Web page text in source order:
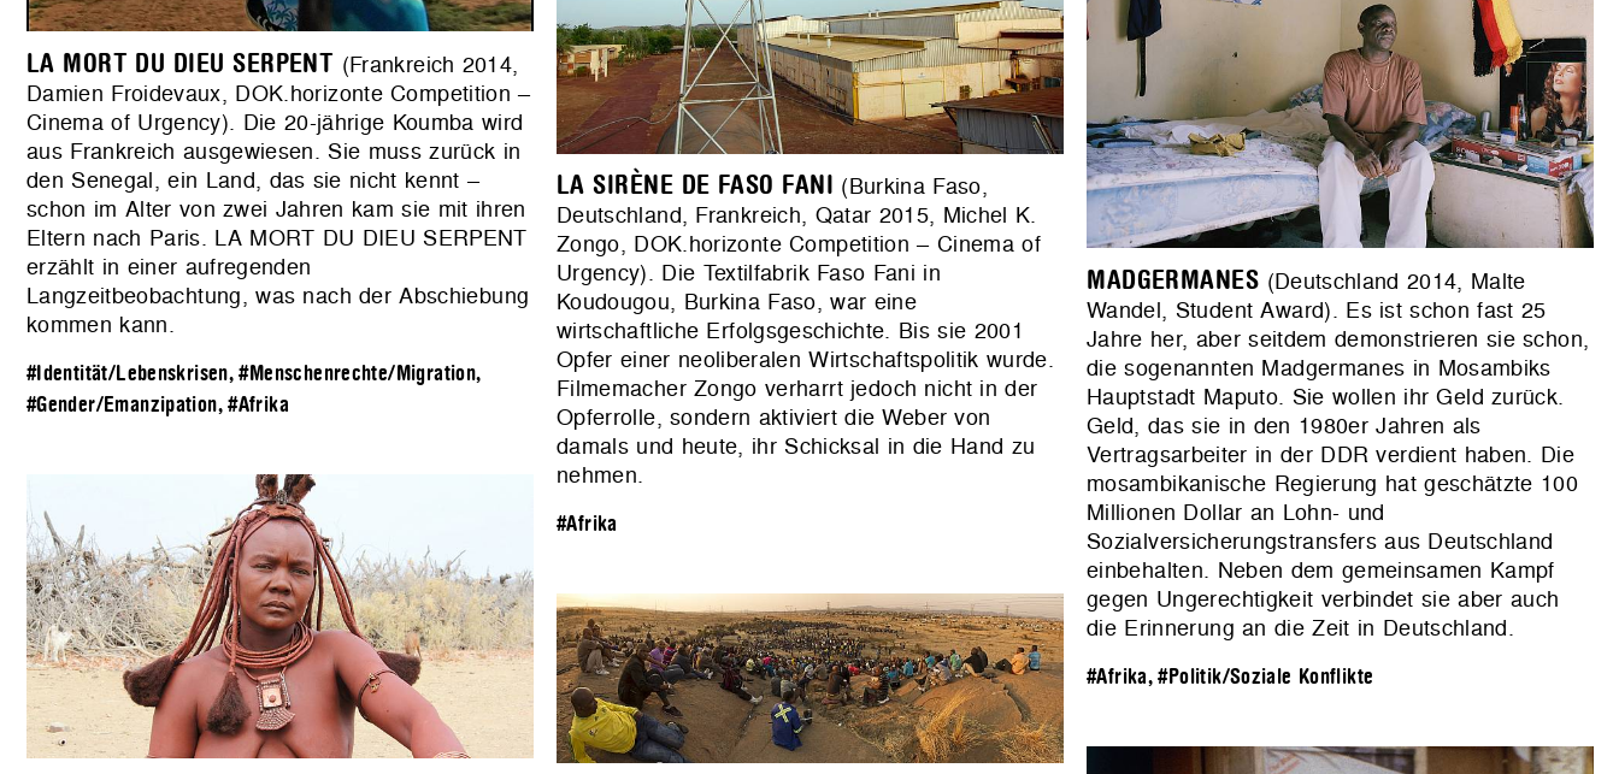
LA MORT DU DIEU SERPENT (Frankreich 2014,
Damien Froidevaux, DOK.horizonte Competition –
Cinema of Urgency). Die 20-jährige Koumba wird
aus Frankreich ausgewiesen. Sie muss zurück in
den Senegal, ein Land, das sie nicht kennt –
schon im Alter von zwei Jahren kam sie mit ihren
Eltern nach Paris. LA MORT DU DIEU SERPENT
erzählt in einer aufregenden
Langzeitbeobachtung, was nach der Abschiebung
kommen kann.
#Identität/Lebenskrisen,#Menschenrechte/Migration,
#Gender/Emanzipation,#Afrika
LA SIRÈNE DE FASO FANI (Burkina Faso,
Deutschland, Frankreich, Qatar 2015, Michel K.
Zongo, DOK.horizonte Competition – Cinema of
Urgency). Die Textilfabrik Faso Fani in
Koudougou, Burkina Faso, war eine
wirtschaftliche Erfolgsgeschichte. Bis sie 2001
Opfer einer neoliberalen Wirtschaftspolitik wurde.
Filmemacher Zongo verharrt jedoch nicht in der
Opferrolle, sondern aktiviert die Weber von
damals und heute, ihr Schicksal in die Hand zu
nehmen.
#Afrika
MADGERMANES (Deutschland 2014, Malte
Wandel, Student Award). Es ist schon fast 25
Jahre her, aber seitdem demonstrieren sie schon,
die sogenannten Madgermanes in Mosambiks
Hauptstadt Maputo. Sie wollen ihr Geld zurück.
Geld, das sie in den 1980er Jahren als
Vertragsarbeiter in der DDR verdient haben. Die
mosambikanische Regierung hat geschätzte 100
Millionen Dollar an Lohn- und
Sozialversicherungstransfers aus Deutschland
einbehalten. Neben dem gemeinsamen Kampf
gegen Ungerechtigkeit verbindet sie aber auch
die Erinnerung an die Zeit in Deutschland.
#Afrika,#Politik/Soziale Konflikte